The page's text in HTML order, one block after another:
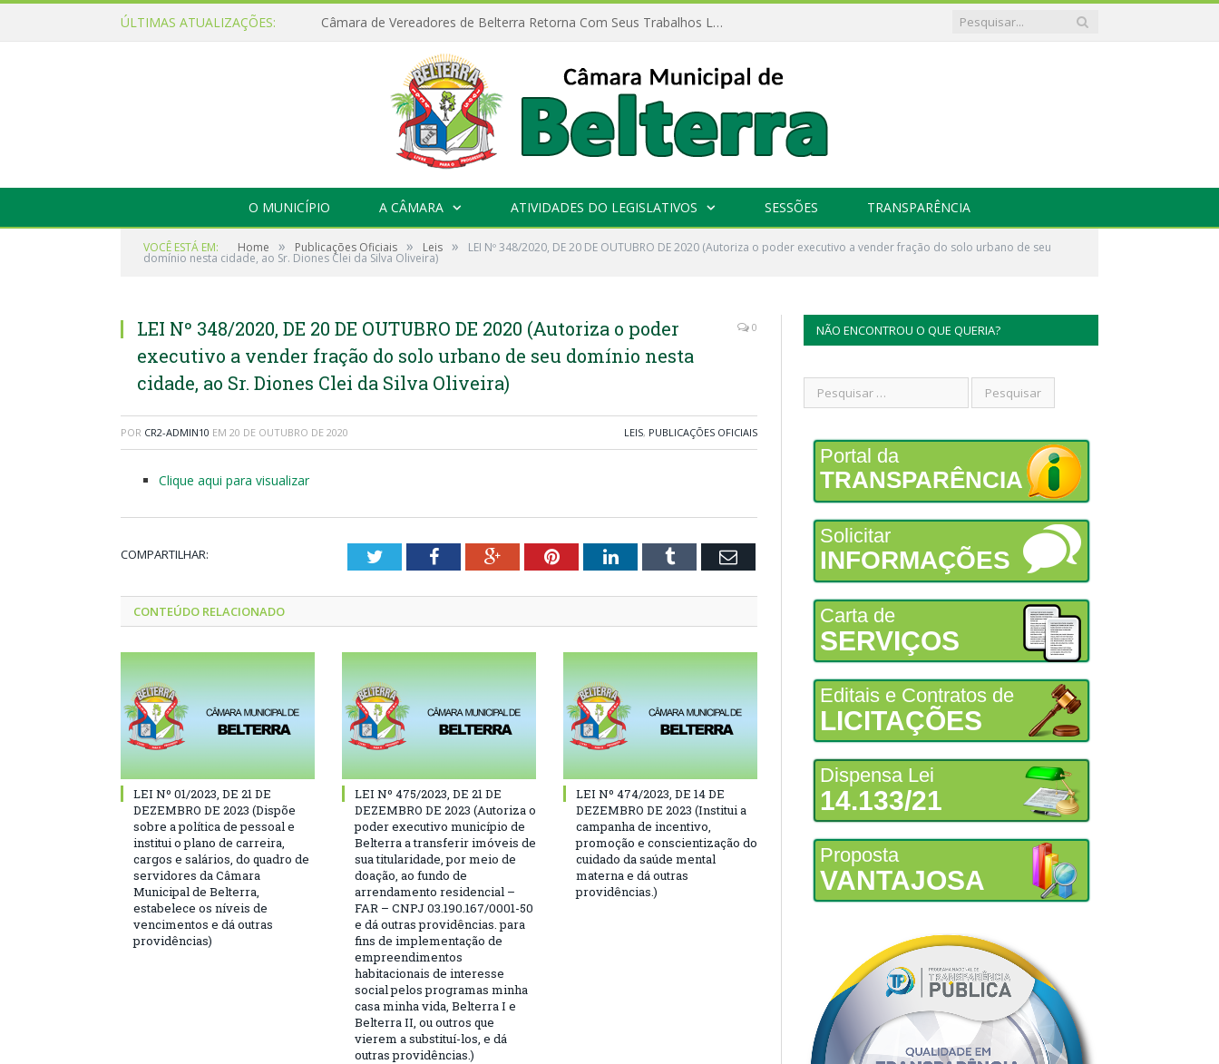
ÚLTIMAS ATUALIZAÇÕES: Câmara de Vereadores de Belterra Retorna Com Seus Trabalhos Legislativos
O MUNICÍPIO A CÂMARA ATIVIDADES DO LEGISLATIVOS SESSÕES TRANSPARÊNCIA
VOCÊ ESTÁ EM: Home » Publicações Oficiais » Leis » LEI Nº 348/2020, DE 20 DE OUTUBRO DE 2020 (Autoriza o poder executivo a vender fração do solo urbano de seu
domínio nesta cidade, ao Sr. Diones Clei da Silva Oliveira)
LEI Nº 348/2020, DE 20 DE OUTUBRO DE 2020 (Autoriza o poder
executivo a vender fração do solo urbano de seu domínio nesta
cidade, ao Sr. Diones Clei da Silva Oliveira)
0
POR CR2-ADMIN10 EM 20 DE OUTUBRO DE 2020 LEIS, PUBLICAÇÕES OFICIAIS
Clique aqui para visualizar
COMPARTILHAR: TwitterFacebookGoogle+PinterestLinkedInTumblr Email
CONTEÚDO RELACIONADO
LEI Nº 01/2023, DE 21 DE
DEZEMBRO DE 2023 (Dispõe
sobre a política de pessoal e
institui o plano de carreira,
cargos e salários, do quadro de
servidores da Câmara
Municipal de Belterra,
estabelece os níveis de
vencimentos e dá outras
providências)
LEI Nº 475/2023, DE 21 DE
DEZEMBRO DE 2023 (Autoriza o
poder executivo município de
Belterra a transferir imóveis de
sua titularidade, por meio de
doação, ao fundo de
arrendamento residencial –
FAR – CNPJ 03.190.167/0001-50
e dá outras providências. para
fins de implementação de
empreendimentos
habitacionais de interesse
social pelos programas minha
casa minha vida, Belterra I e
Belterra II, ou outros que
vierem a substituí-los, e dá
outras providências.)
LEI Nº 474/2023, DE 14 DE
DEZEMBRO DE 2023 (Institui a
campanha de incentivo,
promoção e conscientização do
cuidado da saúde mental
materna e dá outras
providências.)
NÃO ENCONTROU O QUE QUERIA?
Portal da
TRANSPARÊNCIA
Solicitar
INFORMAÇÕES
Carta de
SERVIÇOS
Editais e Contratos de
LICITAÇÕES
Dispensa Lei
14.133/21
Proposta
VANTAJOSA